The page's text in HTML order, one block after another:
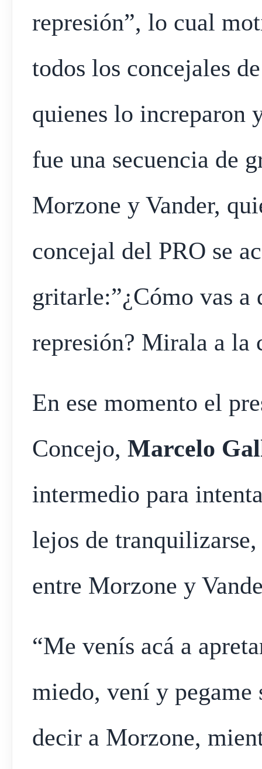
represión”, lo cual
todos los concejales
quienes lo increparon
fue una secuencia de
Morzone y Vander,
concejal del PRO se
gritarle:”¿Cómo vas a
represión? Mirala a la
En ese momento el
Concejo, Marcelo
intermedio para
lejos de
entre Morzone y
“Me venís acá a
miedo, vení y pegame
decir a Morzone,